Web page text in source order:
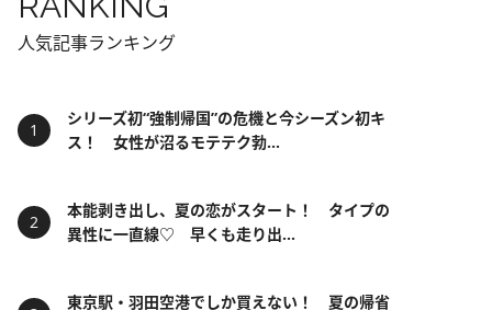
人気記事ランキング
シリーズ初“強制帰国”の危機と今シーズン初キ
ス！ 女性が沼るモテテク勃...
本能剥き出し、夏の恋がスタート！ タイプの
異性に一直線♡ 早くも走り出...
東京駅・羽田空港でしか買えない！ 夏の帰省